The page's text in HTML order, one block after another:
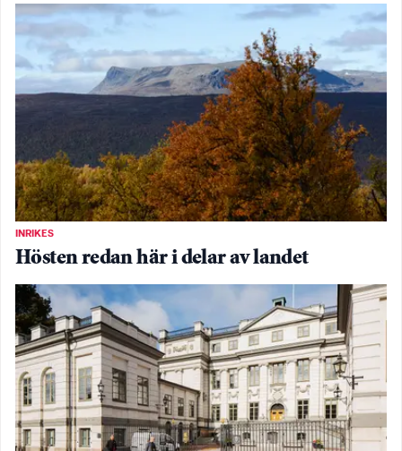
INRIKES
Hösten redan här i delar av landet